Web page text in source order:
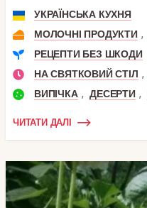
УКРАЇНСЬКА КУХНЯ
МОЛОЧНІ ПРОДУКТИ ,
РЕЦЕПТИ БЕЗ ШКОДИ
НА СВЯТКОВИЙ СТІЛ ,
ВИПІЧКА , ДЕСЕРТИ ,
ЧИТАТИ ДАЛІ